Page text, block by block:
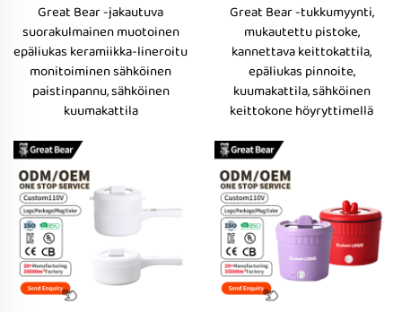
Great Bear -jakautuva
suorakulmainen muotoinen
epäliukas keramiikka-lineroitu
monitoiminen sähköinen
paistinpannu, sähköinen
kuumakattila
Great Bear -tukkumyynti,
mukautettu pistoke,
kannettava keittokattila,
epäliukas pinnoite,
kuumakattila, sähköinen
keittokone höyryttimellä